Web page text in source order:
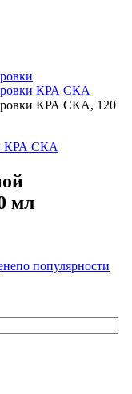
КРА СКА
КРА CКА, 120
КРА СКА
мл
по популярности